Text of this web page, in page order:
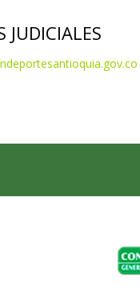
JUDICIALES